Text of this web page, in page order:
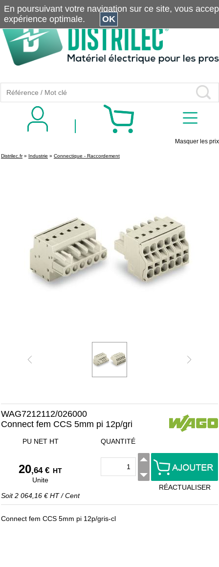
Masquer les prix
Distrilec.fr» Industrie » Connectique - Raccordement
WAG7212112/026000
Connect fem CCS 5mm pi 12p/gri
PU NET HT
20,64 € HT
Unite
Soit2 064,16 € HT/Cent
QUANTITÉ
RÉACTUALISER
Connect fem CCS 5mm pi 12p/gris-cl
En poursuivant votre navigation sur ce site, vous
expérience optimale.
OK